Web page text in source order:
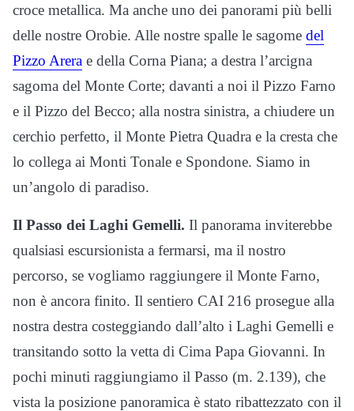
croce metallica. Ma anche uno dei panorami più belli
delle nostre Orobie. Alle nostre spalle le sagome del
Pizzo Arera e della Corna Piana; a destra l’arcigna
sagoma del Monte Corte; davanti a noi il Pizzo Farno
e il Pizzo del Becco; alla nostra sinistra, a chiudere un
cerchio perfetto, il Monte Pietra Quadra e la cresta che
lo collega ai Monti Tonale e Spondone. Siamo in
un’angolo di paradiso.
Il Passo dei Laghi Gemelli. Il panorama inviterebbe
qualsiasi escursionista a fermarsi, ma il nostro
percorso, se vogliamo raggiungere il Monte Farno,
non è ancora finito. Il sentiero CAI 216 prosegue alla
nostra destra costeggiando dall’alto i Laghi Gemelli e
transitando sotto la vetta di Cima Papa Giovanni. In
pochi minuti raggiungiamo il Passo (m. 2.139), che
vista la posizione panoramica è stato ribattezzato con il